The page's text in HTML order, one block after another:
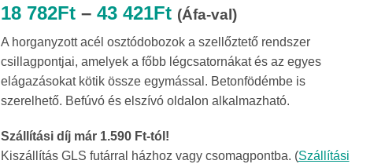
18 782Ft – 43 421FtÁrtartomány:
782Ft
-
43
421Ft
(Áfa-val)
A horganyzott acél osztódobozok a szellőztető rendszer
csillagpontjai, amelyek a főbb légcsatornákat és az egyes
elágazásokat kötik össze egymással. Betonfödémbe is
szerelhető. Befúvó és elszívó oldalon alkalmazható.
Szállítási díj már 1.590 Ft-tól!
Kiszállítás GLS futárral házhoz vagy csomagpontba. (Szállítási